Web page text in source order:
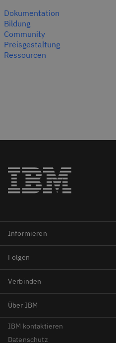
Dokumentation
Bildung
Community
Preisgestaltung
Ressourcen
IBM kontaktieren
Datenschutz